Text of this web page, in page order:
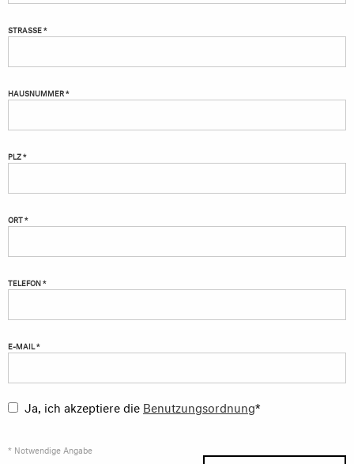
STRASSE *
HAUSNUMMER *
PLZ *
ORT *
TELEFON *
E-MAIL *
Ja, ich akzeptiere die Benutzungsordnung*
* Notwendige Angabe